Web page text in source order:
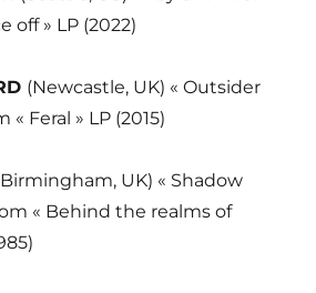
off » LP (2022)
(Newcastle, UK) « Outsider
« Feral » LP (2015)
UK) « Shadow
« Behind the realms of